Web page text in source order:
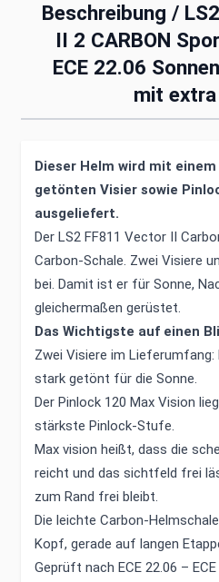
Beschreibung /
II 2 CARBON
ECE 22.06
mit
Dieser Helm wird mit
getönten Visier sowie
ausgeliefert.
Der LS2 FF811 Vector II
Carbon-Schale. Zwei Visiere
bei. Damit ist er für Sonne,
gleichermaßen gerüstet.
Das Wichtigste auf einen
Zwei Visiere im Lieferumfang:
stark getönt für die Sonne.
Der Pinlock 120 Max Vision
stärkste Pinlock-Stufe.
Max vision heißt, dass die
reicht und das sichtfeld frei
zum Rand frei bleibt.
Die leichte Carbon-
Kopf, gerade auf langen
Geprüft nach ECE 22.06 –